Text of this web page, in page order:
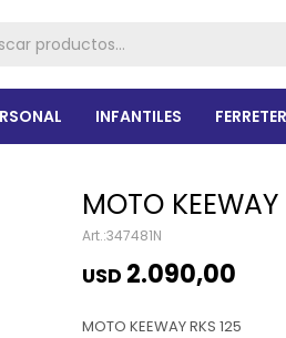
INFANTILES
MOTO
347481N
USD 2.090,00
MOTO KEEWAY RKS 125